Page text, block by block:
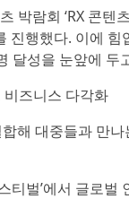
박람회 ‘RX 콘
행했다. 이에 힘
달성을 눈앞에 두
즈니스 다각화
해 대중들과 만
티벌’에서 글로